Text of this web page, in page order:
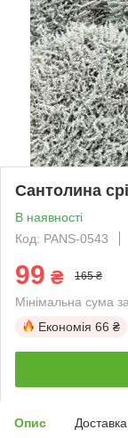
Сантолина
В наявності
Код: PANS-0543
99 ₴ 165 ₴
Мінімальна сума
Економія 66 ₴
Опис Доставка